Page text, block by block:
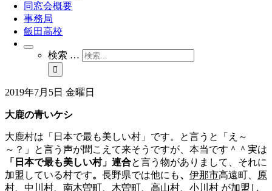
同窓会概要
事務局
飯田高校
検索 …
2019年7月5日 金曜日
大鹿の青いケシ
大鹿村は「日本で最も美しい村」です。と言うと「え～
～？」と言う声が聞こえて来そうですが、本当です＾＾実は
「日本で最も美しい村」連合と言う物がありまして、それに
加盟している村です。 長野県では他にも、 伊那市高遠町、
原
村、 中川村 南木曽町、 木曽町、 高山村 小川村 が加盟し